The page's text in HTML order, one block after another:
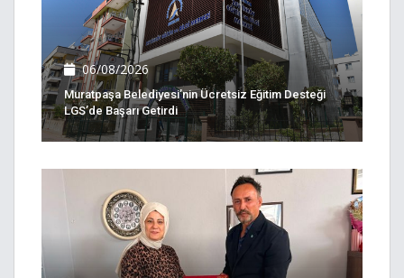
06/08/2026
Muratpaşa Belediyesi’nin Ücretsiz Eğitim Desteği
LGS’de Başarı Getirdi